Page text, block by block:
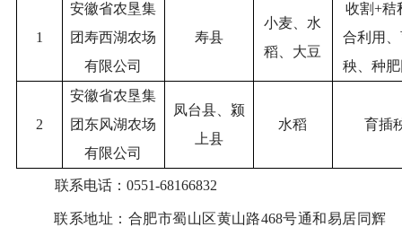
1
安徽省农垦集
团寿西湖农场
有限公司
寿县
小麦、水
稻、大豆
收割+秸
合利用
秧、种
2
安徽省农垦集
团东风湖农场
有限公司
凤台县、颍
上县
水稻 育插
联系电话： 0551-68166832
联系地址： 合肥市蜀山区黄山路468号通和易居同辉